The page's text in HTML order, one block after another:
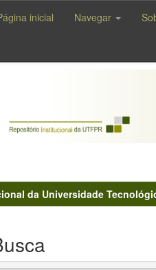
inicial Navegar
da Universidade